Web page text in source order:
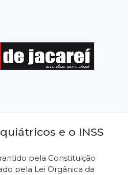
e o INSS
pela Constituição
pela Lei Orgânica da